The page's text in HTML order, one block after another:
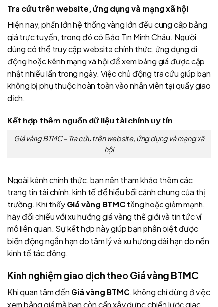
Tra cứu trên website, ứng dụng và mạng xã hội
Hiện nay, phần lớn hệ thống vàng lớn đều cung cấp bảng
giá trực tuyến, trong đó có Bảo Tín Minh Châu. Người
dùng có thể truy cập website chính thức, ứng dụng di
động hoặc kênh mạng xã hội để xem bảng giá được cập
nhật nhiều lần trong ngày. Việc chủ động tra cứu giúp bạn
không bị phụ thuộc hoàn toàn vào nhân viên tại quầy giao
dịch.
Kết hợp thêm nguồn dữ liệu tài chính uy tín
Giá vàng BTMC – Tra cứu trên website, ứng dụng và mạng xã
hội
Ngoài kênh chính thức, bạn nên tham khảo thêm các
trang tin tài chính, kinh tế để hiểu bối cảnh chung của thị
trường. Khi thấyGiá vàng BTMC tăng hoặc giảm mạnh,
hãy đối chiếu với xu hướng giá vàng thế giới và tin tức vĩ
mô liên quan. Sự kết hợp này giúp bạn phân biệt được
biến động ngắn hạn do tâm lý và xu hướng dài hạn do nền
kinh tế tác động.
Kinh nghiệm giao dịch theo Giá vàng BTMC
Khi quan tâm đến Giá vàng BTMC, không chỉ dừng ở việc
xem bảng giá mà bạn còn cần xây dựng chiến lược giao